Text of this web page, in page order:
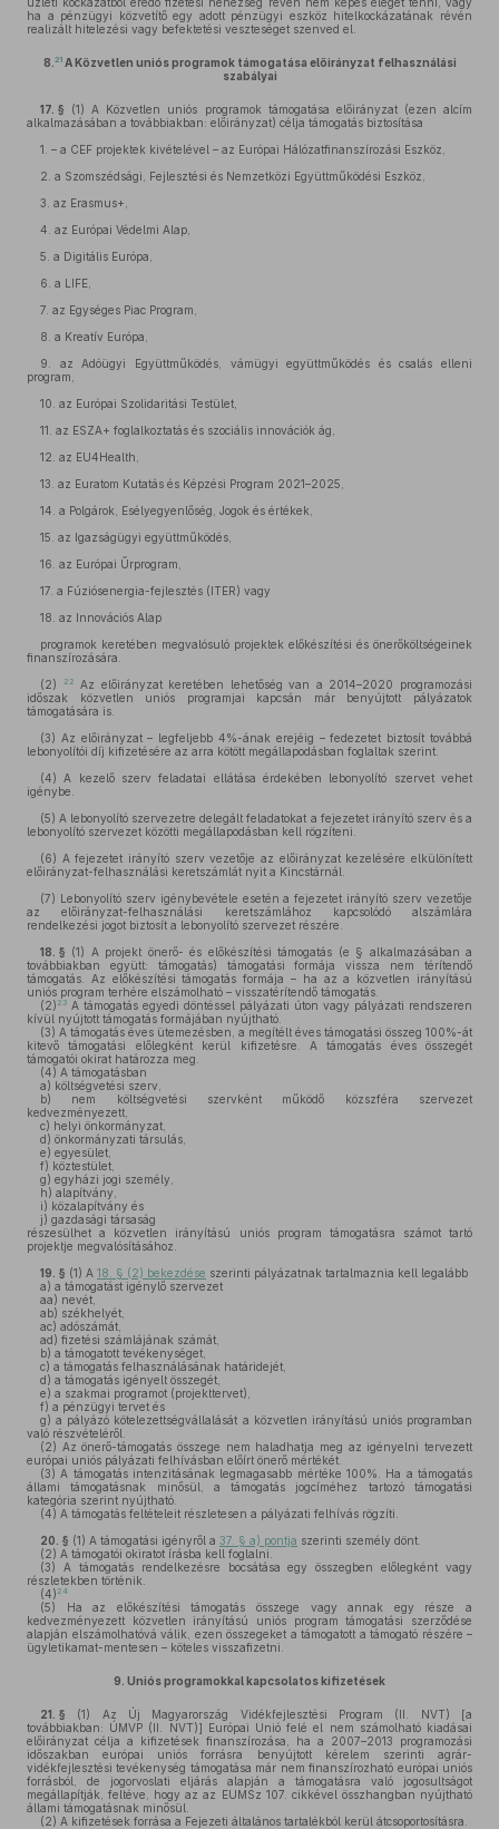
ha a pénzügyi közvetítő egy adott pénzügyi eszköz hitelkockázatának révén
realizált hitelezési vagy befektetési veszteséget szenved el.
8. 21 A Közvetlen uniós programok támogatása előirányzat felhasználási
szabályai
17. § (1) A Közvetlen uniós programok támogatása előirányzat (ezen alcím
alkalmazásában a továbbiakban: előirányzat) célja támogatás biztosítása
1. – a CEF projektek kivételével – az Európai Hálózatfinanszírozási Eszköz,
2. a Szomszédsági, Fejlesztési és Nemzetközi Együttműködési Eszköz,
3. az Erasmus+,
4. az Európai Védelmi Alap,
5. a Digitális Európa,
6. a LIFE,
7. az Egységes Piac Program,
8. a Kreatív Európa,
9.
az Adóügyi Együttműködés, vámügyi együttműködés és csalás elleni
program,
10. az Európai Szolidaritási Testület,
11. az ESZA+ foglalkoztatás és szociális innovációk ág,
12. az EU4Health,
13. az Euratom Kutatás és Képzési Program 2021–2025,
14. a Polgárok, Esélyegyenlőség, Jogok és értékek,
15. az Igazságügyi együttműködés,
16. az Európai Űrprogram,
17. a Fúziósenergia-fejlesztés (ITER) vagy
18. az Innovációs Alap
programok keretében megvalósuló projektek előkészítési és önerőköltségeinek
finanszírozására.
(2)
22
Az előirányzat keretében lehetőség van a 2014–2020 programozási
időszak közvetlen uniós programjai kapcsán már benyújtott pályázatok
támogatására is.
(3) Az előirányzat – legfeljebb 4%-ának erejéig – fedezetet biztosít továbbá
lebonyolítói díj kifizetésére az arra kötött megállapodásban foglaltak szerint.
(4) A kezelő szerv feladatai ellátása érdekében lebonyolító szervet vehet
igénybe.
(5) A lebonyolító szervezetre delegált feladatokat a fejezetet irányító szerv és a
lebonyolító szervezet közötti megállapodásban kell rögzíteni.
(6) A fejezetet irányító szerv vezetője az előirányzat kezelésére elkülönített
előirányzat-felhasználási keretszámlát nyit a Kincstárnál.
(7) Lebonyolító szerv igénybevétele esetén a fejezetet irányító szerv vezetője
az előirányzat-felhasználási keretszámlához kapcsolódó alszámlára
rendelkezési jogot biztosít a lebonyolító szervezet részére.
18. § (1) A projekt önerő- és előkészítési támogatás (e § alkalmazásában a
továbbiakban együtt: támogatás) támogatási formája vissza nem térítendő
támogatás. Az előkészítési támogatás formája – ha az a közvetlen irányítású
uniós program terhére elszámolható – visszatérítendő támogatás.
(2) 23 A támogatás egyedi döntéssel pályázati úton vagy pályázati rendszeren
kívül nyújtott támogatás formájában nyújtható.
(3) A támogatás éves ütemezésben, a megítélt éves támogatási összeg 100%-át
kitevő támogatási előlegként kerül kifizetésre. A támogatás éves összegét
támogatói okirat határozza meg.
(4) A támogatásban
a) költségvetési szerv,
b) nem költségvetési szervként működő közszféra szervezet
kedvezményezett,
c) helyi önkormányzat,
d) önkormányzati társulás,
e) egyesület,
f) köztestület,
g) egyházi jogi személy,
h) alapítvány,
i) közalapítvány és
j) gazdasági társaság
részesülhet a közvetlen irányítású uniós program támogatásra számot tartó
projektje megvalósításához.
19. § (1) A 18. § (2) bekezdése szerinti pályázatnak tartalmaznia kell legalább
a) a támogatást igénylő szervezet
aa) nevét,
ab) székhelyét,
ac) adószámát,
ad) fizetési számlájának számát,
b) a támogatott tevékenységet,
c) a támogatás felhasználásának határidejét,
d) a támogatás igényelt összegét,
e) a szakmai programot (projekttervet),
f) a pénzügyi tervet és
g) a pályázó kötelezettségvállalását a közvetlen irányítású uniós programban
való részvételéről.
(2) Az önerő-támogatás összege nem haladhatja meg az igényelni tervezett
európai uniós pályázati felhívásban előírt önerő mértékét.
(3) A támogatás intenzitásának legmagasabb mértéke 100%. Ha a támogatás
állami támogatásnak minősül, a támogatás jogcíméhez tartozó támogatási
kategória szerint nyújtható.
(4) A támogatás feltételeit részletesen a pályázati felhívás rögzíti.
20. § (1) A támogatási igényről a 37. § a) pontja szerinti személy dönt.
(2) A támogatói okiratot írásba kell foglalni.
(3) A támogatás rendelkezésre bocsátása egy összegben előlegként vagy
részletekben történik.
(4) 24
(5) Ha az előkészítési támogatás összege vagy annak egy része a
kedvezményezett közvetlen irányítású uniós program támogatási szerződése
alapján elszámolhatóvá válik, ezen összegeket a támogatott a támogató részére –
ügyletikamat-mentesen – köteles visszafizetni.
9. Uniós programokkal kapcsolatos kifizetések
21. § (1)
Az Új Magyarország Vidékfejlesztési Program (II. NVT) [a
továbbiakban: ÚMVP (II. NVT)] Európai Unió felé el nem számolható kiadásai
előirányzat célja a kifizetések finanszírozása, ha a 2007–2013 programozási
időszakban európai uniós forrásra benyújtott kérelem szerinti agrár-
vidékfejlesztési tevékenység támogatása már nem finanszírozható európai uniós
forrásból, de jogorvoslati eljárás alapján a támogatásra való jogosultságot
megállapítják, feltéve, hogy az az EUMSz 107. cikkével összhangban nyújtható
állami támogatásnak minősül.
(2) A kifizetések forrása a Fejezeti általános tartalékból kerül átcsoportosításra.